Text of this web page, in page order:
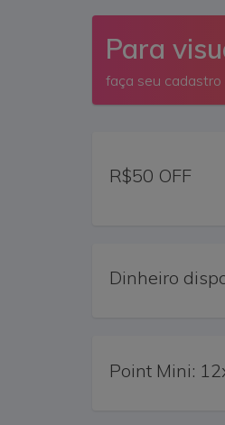
Para
faça seu cadastro
R$50 OFF
Dinheiro
Point Mini: